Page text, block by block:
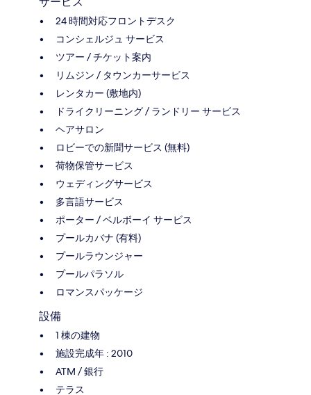
24 時間対応フロントデスク
コンシェルジュ サービス
ツアー / チケット案内
リムジン / タウンカーサービス
レンタカー (敷地内)
ドライクリーニング / ランドリー サービス
ヘアサロン
ロビーでの新聞サービス (無料)
荷物保管サービス
ウェディングサービス
多言語サービス
ポーター / ベルボーイ サービス
プールカバナ (有料)
プールラウンジャー
プールパラソル
ロマンスパッケージ
設備
1 棟の建物
施設完成年 : 2010
ATM / 銀行
テラス